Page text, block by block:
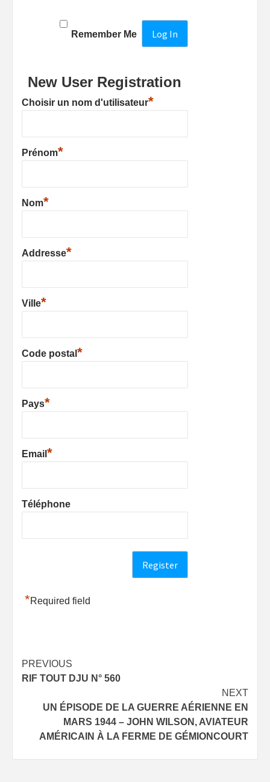
Remember Me
New User Registration
Choisir un nom d'utilisateur*
Prénom*
Nom*
Addresse*
Ville*
Code postal *
Pays*
Email *
Téléphone
*Required field
Post
navigation
PREVIOUS
RIF TOUT DJU N° 560
NEXT
UN ÉPISODE DE LA GUERRE AÉRIENNE EN
MARS 1944 – JOHN WILSON, AVIATEUR
AMÉRICAIN À LA FERME DE GÉMIONCOURT